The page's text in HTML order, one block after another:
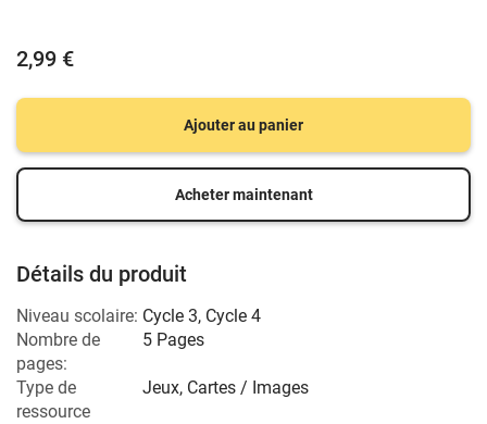
2,99 €
Ajouter au panier
Acheter maintenant
Détails du produit
Niveau scolaire: Cycle 3, Cycle 4
Nombre de
pages:
5 Pages
Type de
ressource
Jeux, Cartes / Images